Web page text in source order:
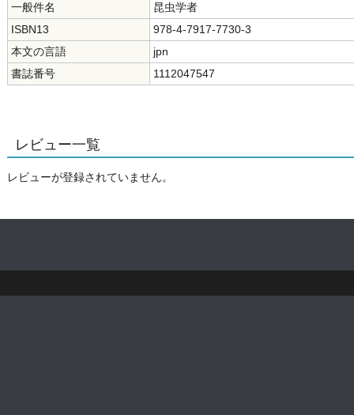
一般件名
昆虫学者
ISBN13
978-4-7917-7730-3
本文の言語
jpn
書誌番号
1112047547
レビュー一覧
レビューが登録されていません。